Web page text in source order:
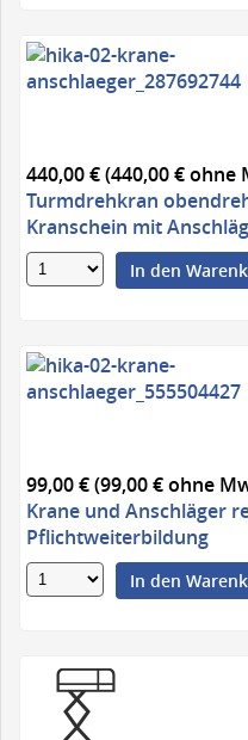
440,00 € (440,00 € ohne
Turmdrehkran
Kranschein mit
In den
99,00 € (99,00 € ohne
Krane und Anschläger
Pflichtweiterbildung
In den